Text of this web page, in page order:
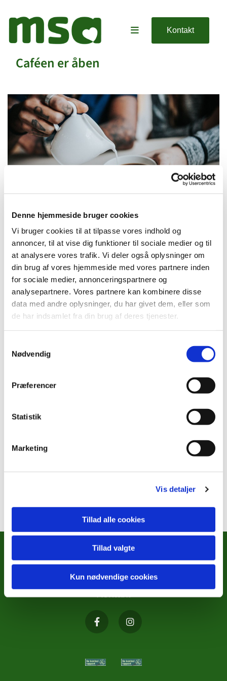
Denne hjemmeside bruger cookies
Vi bruger cookies til at tilpasse vores indhold og
annoncer, til at vise dig funktioner til sociale medier og til
at analysere vores trafik. Vi deler også oplysninger om
din brug af vores hjemmeside med vores partnere inden
for sociale medier, annonceringspartnere og
analysepartnere. Vores partnere kan kombinere disse
data med andre oplysninger, du har givet dem, eller som
de har indsamlet fra din brug af deres tjenester.
Nødvendig
Præferencer
Statistik
Marketing
Vis detaljer
Tillad alle cookies
Tillad valgte
Kun nødvendige cookies
Kontakt
Caféen er åben
Mandag 10. maj 2027, kl. 09:00 - 14:00
Cafe, Rigensgade 21, 1316 København K
METODISTKIRKENS SOCIALE
ARBEJDE
Kontakt